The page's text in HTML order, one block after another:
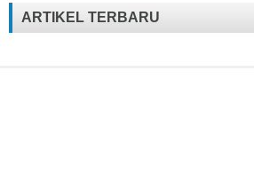
ARTIKEL TERBARU